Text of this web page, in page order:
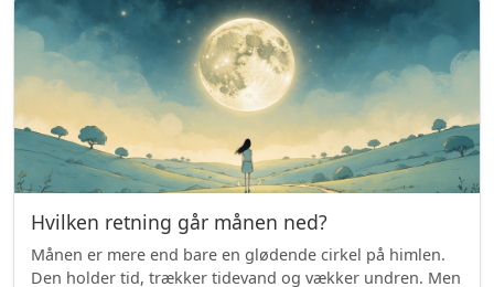
Hvilken retning går månen ned?
Månen er mere end bare en glødende cirkel på himlen.
Den holder tid, trækker tidevand og vækker undren. Men